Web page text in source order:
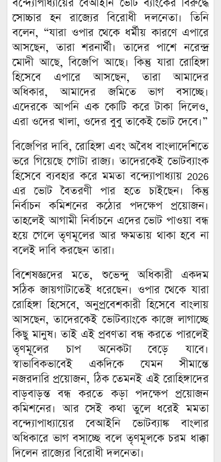
বন্দ্যোপাধ্যায়ের বেআইনি ভোট ব্যাংকের বিরুদ্ধে
সোচ্চার হন রাজ্যের বিরোধী দলনেতা। তিনি
বলেন, “যারা ওপার থেকে ধর্মীয় কারণে এপারে
আসছেন, তারা শরনার্থী। তাদের পাশে নরেন্দ্র
মোদী আছে, বিজেপি আছে। কিন্তু যারা রোহিঙ্গা
হিসেবে এপারে আসছেন, তারা আমাদের
অধিকার, আমাদের জমিতে ভাগ বসাচ্ছে।
এদেরকে আপনি এক কোটি করে টাকা দিলেও,
এরা ওদের খালা, ওদের বুবু তাকেই ভোট দেবে।”
বিজেপির দাবি, রোহিঙ্গা এবং অবৈধ বাংলাদেশিতে
ভরে গিয়েছে গোটা রাজ্য‌। তাদেরকেই ভোটব্যাংক
হিসেবে ব্যবহার করে মমতা বন্দ্যোপাধ্যায় 2026
এর ভোট বৈতরণী পার হতে চাইছেন। কিন্তু
নির্বাচন কমিশনের কঠোর পদক্ষেপ প্রয়োজন।
তাহলেই আগামী নির্বাচনে এদের ভোট পাওয়া বন্ধ
হয়ে গেলে তৃণমূলের আর ক্ষমতায় থাকা হবে না
বলেই দাবি করছেন তারা।
বিশেষজ্ঞদের মতে, শুভেন্দু অধিকারী একদম
সঠিক জায়গাটাতেই ধরেছেন। ওপার থেকে যারা
রোহিঙ্গা হিসেবে, অনুপ্রবেশকারী হিসেবে বাংলায়
আসছেন, তাদেরকেই ভোটব্যাংকে কাজে লাগাচ্ছে
কিছু মানুষ। তাই এই প্রবণতা বন্ধ করতে পারলেই
তৃণমূলের চাপ অনেকটা বেড়ে যাবে।
স্বাভাবিকভাবেই একদিকে যেমন সীমান্তে
নজরদারি প্রয়োজন, ঠিক তেমনই এই রোহিঙ্গাদের
বাড়বাড়ন্ত বন্ধ করতে কড়া পদক্ষেপ প্রয়োজন
কমিশনের। আর সেই কথা তুলে ধরেই মমতা
বন্দ্যোপাধ্যায়ের বেআইনি ভোটব্যাঙ্ক বাংলার
অধিকারে ভাগ বসাচ্ছে বলে তৃণমূলকে চরম ধাক্কা
দিলেন রাজ্যের বিরোধী দলনেতা।